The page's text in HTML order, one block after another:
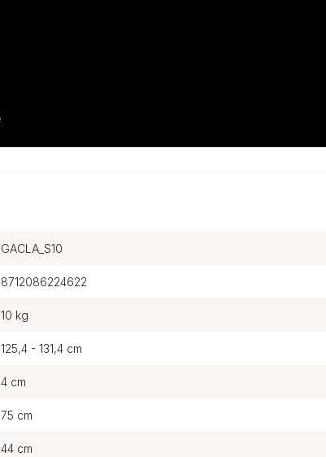
GACLA_S10
8712086224622
10 kg
125,4 - 131,4 cm
4 cm
75 cm
44 cm